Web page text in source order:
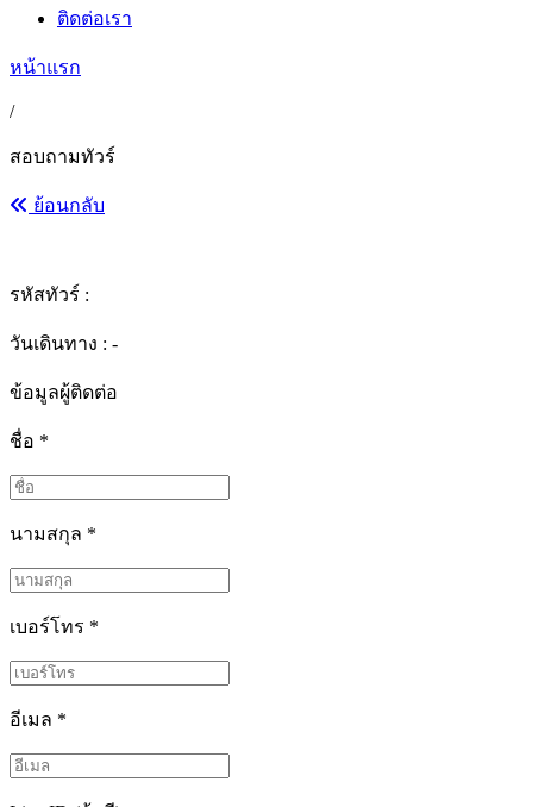
ติดต่อเรา
หน้าแรก
/
สอบถามทัวร์
ย้อนกลับ
รหัสทัวร์ :
วันเดินทาง : -
ข้อมูลผู้ติดต่อ
ชื่อ *
นามสกุล *
เบอร์โทร *
อีเมล *